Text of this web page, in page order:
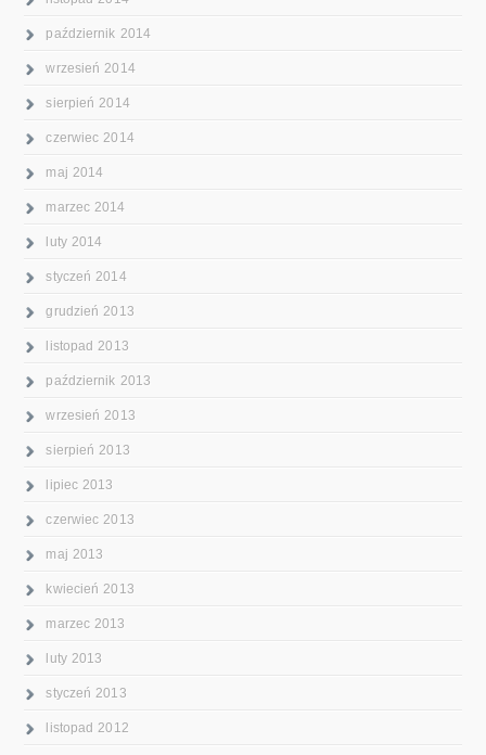
październik 2014
wrzesień 2014
sierpień 2014
czerwiec 2014
maj 2014
marzec 2014
luty 2014
styczeń 2014
grudzień 2013
listopad 2013
październik 2013
wrzesień 2013
sierpień 2013
lipiec 2013
czerwiec 2013
maj 2013
kwiecień 2013
marzec 2013
luty 2013
styczeń 2013
listopad 2012